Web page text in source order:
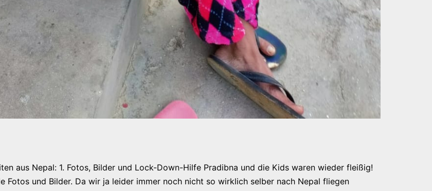
aus Nepal: 1. Fotos, Bilder und Lock-Down-Hilfe Pradibna und die Kids waren wieder fleißig!
Fotos und Bilder. Da wir ja leider immer noch nicht so wirklich selber nach Nepal fliegen